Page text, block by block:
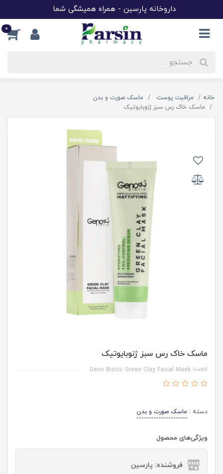
داروخانه پارسین - همراه همیشگی شما
0
خانه مراقبت پوست
ماسک صورت و بدن
ماسک خاک رس سبز ژنوبایوتیک
ماسک خاک رس سبز ژنوبایوتیک
Geno Biotic Green Clay Facial Mask 100ml
دسته : ماسک صورت و بدن
ویژگی‌های محصول
فروشنده: پارسین